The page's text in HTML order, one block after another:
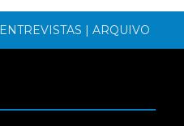
ENTREVISTAS | ARQUIVO